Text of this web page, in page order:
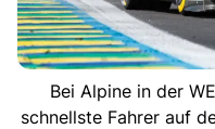
Bei Alpine in der
schnellste Fahrer auf